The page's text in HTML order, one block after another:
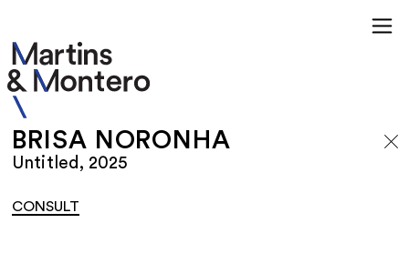
BRISA NORONHA
Untitled, 2025
CONSULT